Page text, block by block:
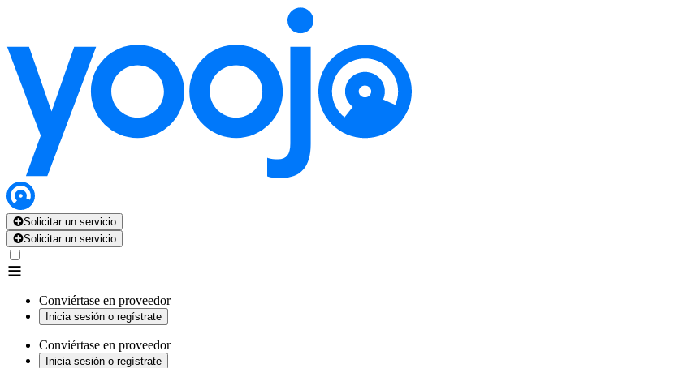
Solicitar un servicio
Solicitar un servicio
Conviértase en proveedor
Inicia sesión o regístrate
Conviértase en proveedor
Inicia sesión o regístrate